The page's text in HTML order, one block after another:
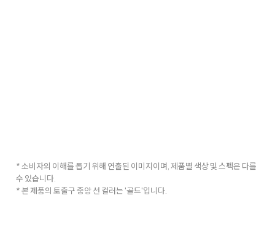
* 소비자의 이해를 돕기 위해 연출된 이미지이며, 제품별 색상 및 스펙은 다를
수 있습니다.
* 본 제품의 토출구 중앙 선 컬러는 '골드'입니다.